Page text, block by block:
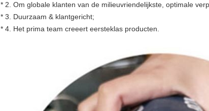
* 2. Om globale klanten van de milieuvriendelijkste, optimale
* 3. Duurzaam & klantgericht;
* 4. Het prima team creeert eersteklas producten.